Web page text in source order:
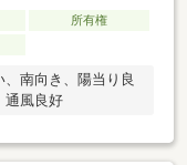
所有権
南向き、陽当り良
通風良好